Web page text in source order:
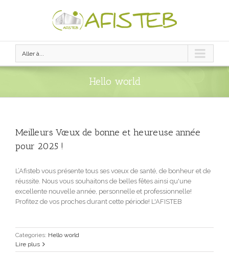
Aller à...
Hello world
Meilleurs Vœux de bonne et heureuse année
pour 2025 !
L’Afisteb vous présente tous ses vœux de santé, de bonheur et de
réussite. Nous vous souhaitons de belles fêtes ainsi qu'une
excellente nouvelle année, personnelle et professionnelle!
Profitez de vos proches durant cette période! L'AFISTEB
Categories: Hello world
Lire plus